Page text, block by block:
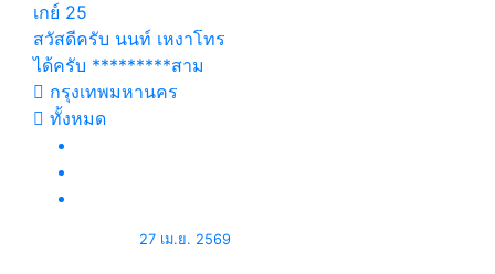
เกย์ 25
สวัสดีครับ นนท์ เหงาโทร
ได้ครับ *********สาม
กรุงเทพมหานคร
ทั้งหมด
27 เม.ย. 2569